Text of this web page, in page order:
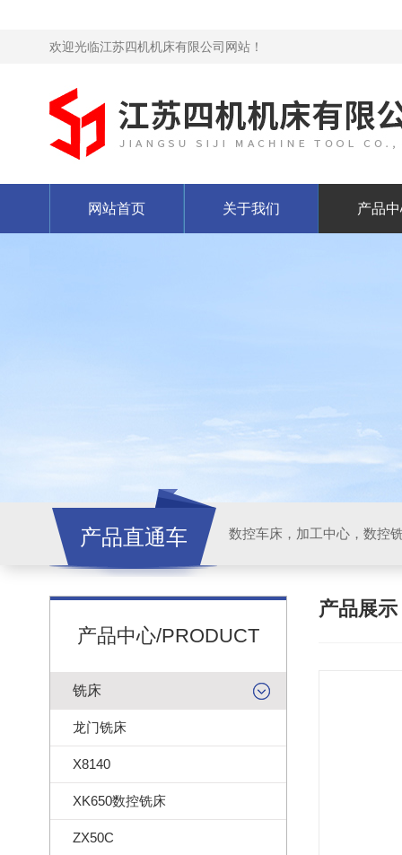
欢迎光临江苏四机机床有限公司网站！
网站首页 关于我们 产品
产品直通车
产品中心/PRODUCT
铣床
龙门铣床
X8140
XK650数控铣床
ZX50C
产品展示